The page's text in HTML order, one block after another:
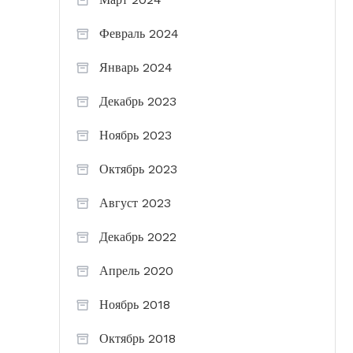
Февраль 2024
Январь 2024
Декабрь 2023
Ноябрь 2023
Октябрь 2023
Август 2023
Декабрь 2022
Апрель 2020
Ноябрь 2018
Октябрь 2018